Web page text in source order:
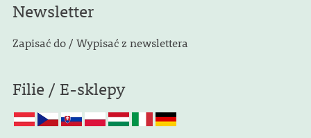
Newsletter
Zapisać do / Wypisać z newslettera
Filie / E-sklepy